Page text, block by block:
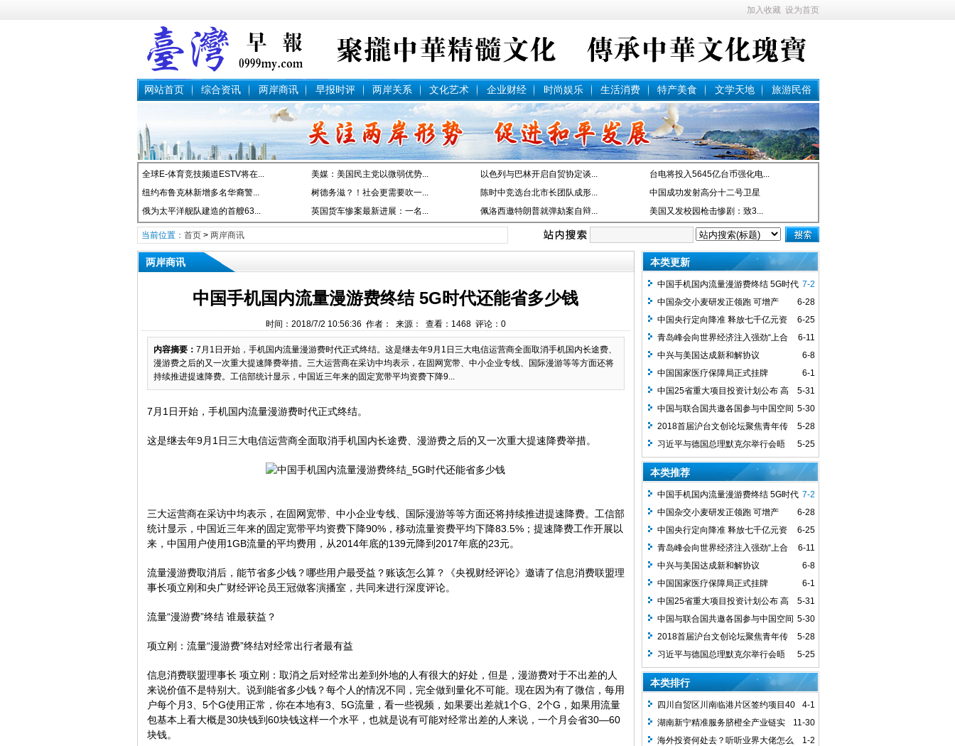
加入收藏 设为首页
网站首页 综合资讯 两岸商讯 早报时评 两岸关系 文化艺术 企业财经 时尚娱乐 生活消费 特产美食 文学天地 旅游民俗
全球E-体育竞技频道ESTV将在... 美媒：美国民主党以微弱优势... 以色列与巴林开启自贸协定谈...
台电将投入5645亿台币强化电...
纽约布鲁克林新增多名华裔警...
树德务滋？！社会更需要吹一... 陈时中竞选台北市长团队成形...
中国成功发射高分十二号卫星
俄为太平洋舰队建造的首艘63...
英国货车惨案最新进展：一名... 佩洛西邀特朗普就弹劾案自辩... 美国又发校园枪击惨剧：致3...
当前位置： 首页> 两岸商讯
两岸商讯
中国手机国内流量漫游费终结 5G时代还能省多少钱
时间：2018/7/2 10:56:36 作者： 来源： 查看： 1468评论： 0
内容摘要： 7月1日开始，手机国内流量漫游费时代正式终结。这是继去年9月1日三大电信运营商全面取消手机国内长途费、
漫游费之后的又一次重大提速降费举措。三大运营商在采访中均表示，在固网宽带、中小企业专线、国际漫游等等方面还将
持续推进提速降费。工信部统计显示，中国近三年来的固定宽带平均资费下降9...
7月1日开始，手机国内流量漫游费时代正式终结。
这是继去年9月1日三大电信运营商全面取消手机国内长途费、漫游费之后的又一次重大提速降费举措。
三大运营商在采访中均表示，在固网宽带、中小企业专线、国际漫游等等方面还将持续推进提速降费。工信部
统计显示，中国近三年来的固定宽带平均资费下降90%，移动流量资费平均下降83.5%；提速降费工作开展以
来，中国用户使用1GB流量的平均费用，从2014年底的139元降到2017年底的23元。
流量漫游费取消后，能节省多少钱？哪些用户最受益？账该怎么算？《央视财经评论》邀请了信息消费联盟理
事长项立刚和央广财经评论员王冠做客演播室，共同来进行深度评论。
流量“漫游费”终结 谁最获益？
项立刚：流量“漫游费”终结对经常出行者最有益
信息消费联盟理事长 项立刚：取消之后对经常出差到外地的人有很大的好处，但是，漫游费对于不出差的人
来说价值不是特别大。说到能省多少钱？每个人的情况不同，完全做到量化不可能。现在因为有了微信，每用
户每个月3、5个G使用正常，你在本地有3、5G流量，看一些视频，如果要出差就1个G、2个G，如果用流量
包基本上看大概是30块钱到60块钱这样一个水平，也就是说有可能对经常出差的人来说，一个月会省30—60
块钱。
本类更新
7-2
中国手机国内流量漫游费终结 5G时代
还能省多少钱
6-28
中国杂交小麦研发正领跑 可增产
20%以上
6-25
中国央行定向降准 释放七千亿元资
金
6-11
青岛峰会向世界经济注入强劲“上合
动力”
6-8
中兴与美国达成新和解协议
6-1
中国国家医疗保障局正式挂牌
5-31
中国25省重大项目投资计划公布 高
新技术、生态环保成亮点
5-30
中国与联合国共邀各国参与中国空间
站国际合作
5-28
2018首届沪台文创论坛聚焦青年传
承发展
5-25
习近平与德国总理默克尔举行会晤
本类推荐
7-2
中国手机国内流量漫游费终结 5G时代
还能省多少钱
6-28
中国杂交小麦研发正领跑 可增产
20%以上
6-25
中国央行定向降准 释放七千亿元资
金
6-11
青岛峰会向世界经济注入强劲“上合
动力”
6-8
中兴与美国达成新和解协议
6-1
中国国家医疗保障局正式挂牌
5-31
中国25省重大项目投资计划公布 高
新技术、生态环保成亮点
5-30
中国与联合国共邀各国参与中国空间
站国际合作
5-28
2018首届沪台文创论坛聚焦青年传
承发展
5-25
习近平与德国总理默克尔举行会晤
本类排行
4-1
四川自贸区川南临港片区签约项目40
个 总投资超351亿元
11-30
湖南新宁精准服务脐橙全产业链实
现5万果农脱贫
1-2
海外投资何处去？听听业界大佬怎么